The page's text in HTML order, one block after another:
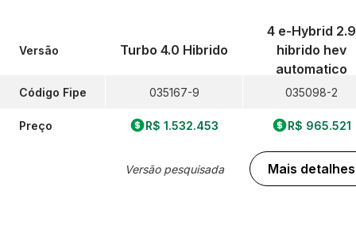
Versão
Código Fipe
Preço
Turbo 4.0 Hibrido
035167-9
R$ 1.532.453
Versão pesquisada
4 e-Hybrid 2.9
hibrido hev
automatico
035098-2
R$ 965.521
Mais detalhes